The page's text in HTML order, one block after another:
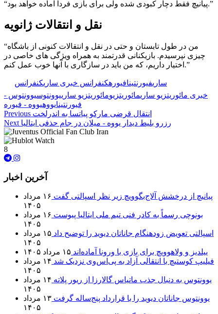
“پیانیچ فقط دچار کبودی شده ولی برای بازی فردا آماده خواهد بود.”
نقل و انتقالات ژانویه
“من در طول تابستان و حتی در نقل و انتقالات کنونی از باشگاه
چیزی نپرسیدم. بازیکنانی قدرتمند به همراه ویژگی های خاصی در
اختیار داریم، که من باید در سازگاری با آنها خوب عمل کنم.”
ساریفیورنتینافیورهکنفرانس خبری ساریکنفرانس
خبری مائوریتزیو ساریمائوریتزیومائوریتزیو سارییوونتوسیوونتوس -
فیورنتینایووهیووه - فیوره
Previous انتقال قرضی مارکو پیاتسا به اندرلخت
Next رزرو بلیط دیدار یووه - میلان در جام حذفی ایتالیا
8
آخرین اخبار
پیانیچ از درخشش آلاج‌بگوویچ زیر نظر اسپالتی گفت
۱۶ مرداد
۱۴۰۵
بونوچی رسماً به کادر فنی تیم ملی ایتالیا پیوست
۱۶ مرداد
۱۴۰۵
اسپالتی تعویض زودهنگام جاناتان دیوید را توضیح داد
۱۵ مرداد
۱۴۰۵
ییلدیز و ولاهوویچ برای بازی با ورونا آماده‌اند ۱۵ مرداد ۱۴۰۵
فیلیپ کوستیچ با انتقالی آزاد به پی‌اس‌وی نزدیک شد
۱۴ مرداد
۱۴۰۵
یوونتوس به دنبال جذب ماتیاس گالارزا از ریور پلاته
۱۴ مرداد
۱۴۰۵
یوونتوس جاناتان دیوید را با قرارداد پنج‌ساله گرفت
۱۳ مرداد
۱۴۰۵